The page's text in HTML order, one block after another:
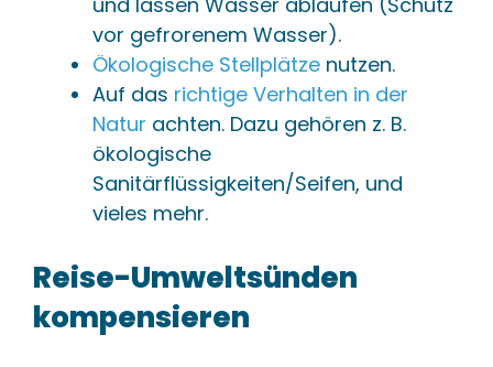
vor gefrorenem Wasser).
Ökologische Stellplätze nutzen.
Auf das richtige Verhalten in der
Natur achten. Dazu gehören z. B.
ökologische
Sanitärflüssigkeiten/Seifen, und
vieles mehr.
Reise-Umweltsünden
kompensieren